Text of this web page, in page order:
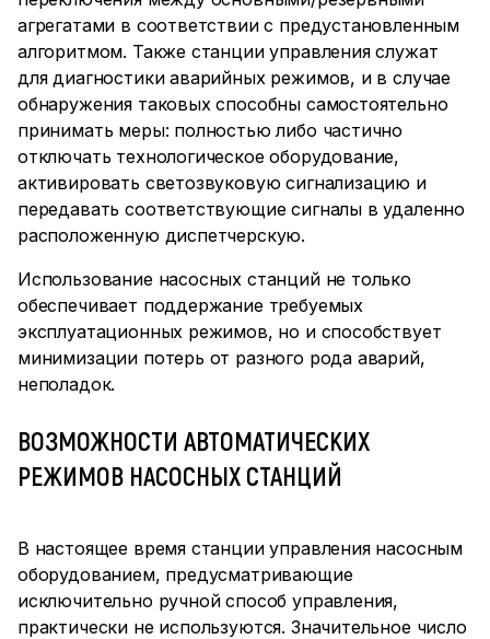
агрегатами в соответствии с предустановленным
алгоритмом. Также станции управления служат
для диагностики аварийных режимов, и в случае
обнаружения таковых способны самостоятельно
принимать меры: полностью либо частично
отключать технологическое оборудование,
активировать светозвуковую сигнализацию и
передавать соответствующие сигналы в удаленно
расположенную диспетчерскую.
Использование насосных станций не только
обеспечивает поддержание требуемых
эксплуатационных режимов, но и способствует
минимизации потерь от разного рода аварий,
неполадок.
ВОЗМОЖНОСТИ АВТОМАТИЧЕСКИХ
РЕЖИМОВ НАСОСНЫХ СТАНЦИЙ
В настоящее время станции управления насосным
оборудованием, предусматривающие
исключительно ручной способ управления,
практически не используются. Значительное число